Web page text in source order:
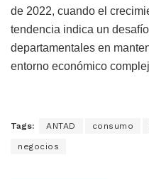
de 2022, cuando el
tendencia indica un
departamentales en
entorno económico
Tags: ANTAD consumo
negocios